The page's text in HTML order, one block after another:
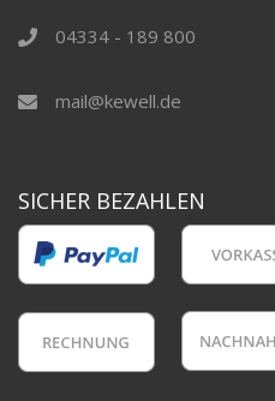
04334 - 189 800
mail@kewell.de
SICHER BEZAHLEN